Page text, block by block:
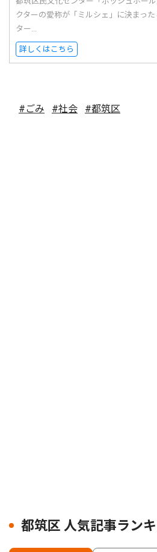
クターの愛称が「ミルシェ」に決まっ
ター...
詳しくはこちら
#ごみ #社会 #都筑区
都筑区 人気記事ラン